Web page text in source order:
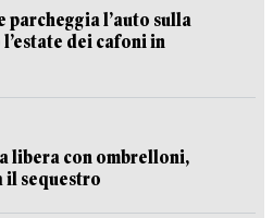
parcheggia l’auto sulla
dei cafoni in
libera con ombrelloni,
il sequestro